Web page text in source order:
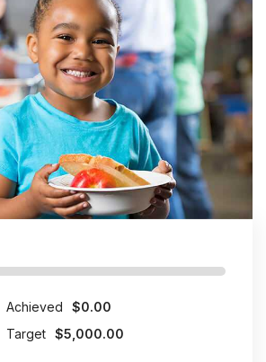
Achieved
$0.00
Target
$5,000.00